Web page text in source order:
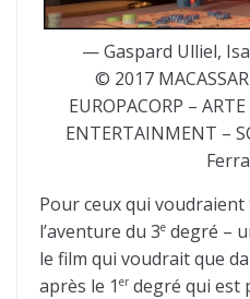
— Gaspard Ulliel,
© 2017
EUROPACORP –
ENTERTAINMENT –
Pour ceux qui
l’aventure du 3e degré –
le film qui voudrait que
après le 1 er degré qui est